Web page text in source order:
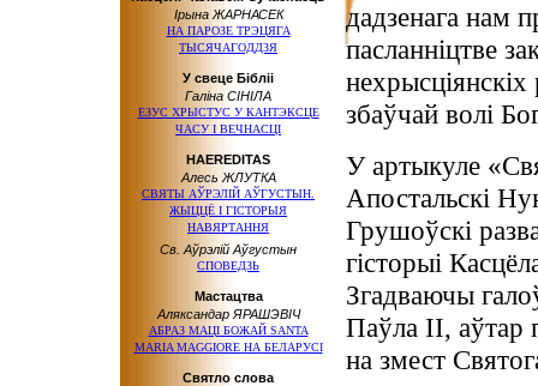
Ірына ЖАРНАСЕК
НА ПАРОЗЕ ТРЭЦЯГА
ТЫСЯЧАГОДДЗЯ
У свеце Бібліі
Галіна СІНІЛА
ЕЗУС ХРЫСТУС У КАНТЭКСЦЕ
ЧАСУ І ВЕЧНАСЦІ
HAEREDITAS
Алесь ЖЛУТКА
СВЯТЫ АЎРЭЛІЙ АЎГУСТЫН.
ЖЫЦЦЁ І ГІСТОРЫЯ
НАВЯРТАННЯ
Св. Аўрэлій Аўгустын
СПОВЕДЗЬ
Мастацтва
Аляксандар ЯРАШЭВІЧ
АБРАЗ МАЦІ БОЖАЙ SANTA
MARIA MAGGIORE НА БЕЛАРУСІ
Святло слова
дадзенага нам
пасланніцтве
нехрысціянскіх
збаўчай волі
У артыкуле
Апостальскі
Грушоўскі
гісторыі
Згадваючы
Паўла ІІ, аўтар
на змест